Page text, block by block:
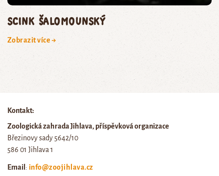
scink šalomounský
Zobrazit více →
Kontakt:
Zoologická zahrada Jihlava, příspěvková organizace
Březinovy sady 5642/10
586 01 Jihlava 1
Email : info@zoojihlava.cz